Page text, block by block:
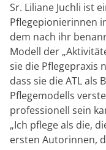
Sr. Liliane Juchli ist
Pflegepionierinnen
dem nach ihr
Modell der
sie die Pflegepraxis
dass sie die ATL als
Pflegemodells
professionell sein
„Ich pflege als die,
ersten Autorinnen,